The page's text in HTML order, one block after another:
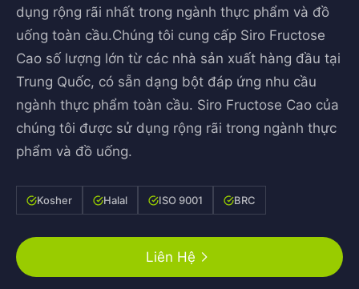
dụng rộng rãi nhất trong ngành thực phẩm và đồ
uống toàn cầu.Chúng tôi cung cấp Siro Fructose
Cao số lượng lớn từ các nhà sản xuất hàng đầu tại
Trung Quốc, có sẵn dạng bột đáp ứng nhu cầu
ngành thực phẩm toàn cầu. Siro Fructose Cao của
chúng tôi được sử dụng rộng rãi trong ngành thực
phẩm và đồ uống.
Kosher Halal ISO 9001 BRC
Liên Hệ